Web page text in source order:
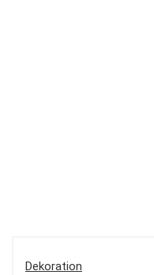
Dekoration